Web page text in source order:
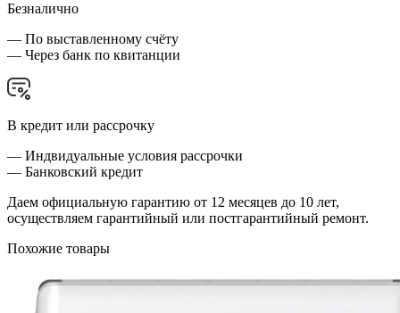
Безналично
— По выставленному счёту
— Через банк по квитанции
В кредит или рассрочку
— Индвидуальные условия рассрочки
— Банковский кредит
Даем официальную гарантию от 12 месяцев до 10 лет,
осуществляем гарантийный или постгарантийный ремонт.
Похожие товары